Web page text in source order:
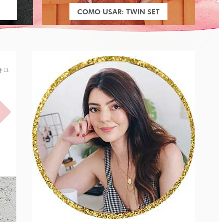
COMO USAR: TWIN SET
11